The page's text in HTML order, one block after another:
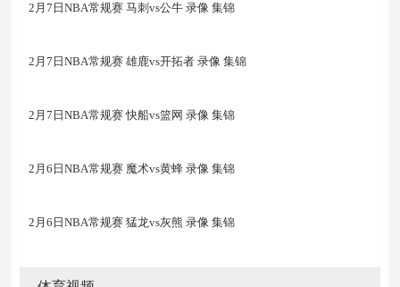
2月7日NBA常规赛 马刺vs公牛 录像 集锦
2月7日NBA常规赛 雄鹿vs开拓者 录像 集锦
2月7日NBA常规赛 快船vs篮网 录像 集锦
2月6日NBA常规赛 魔术vs黄蜂 录像 集锦
2月6日NBA常规赛 猛龙vs灰熊 录像 集锦